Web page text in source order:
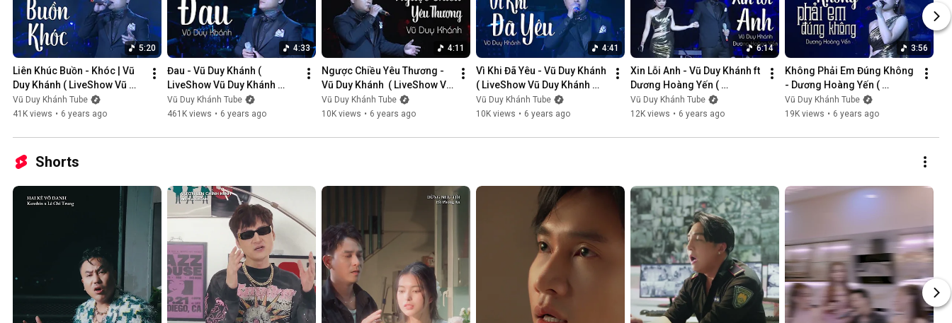
5:20
Liên Khúc Buồn - Khóc | Vũ
Duy Khánh ( LiveShow Vũ
Duy Khánh 2019 Phần 1/21 )
Vũ Duy Khánh Tube
41K views • 6 years ago
4:33
Đau - Vũ Duy Khánh (
LiveShow Vũ Duy Khánh
2019 Phần 2/21 )
Vũ Duy Khánh Tube
461K views • 6 years ago
4:11
Ngược Chiều Yêu Thương -
Vũ Duy Khánh  ( LiveShow Vũ
Duy Khánh 2019 Phần 3/21 )
Vũ Duy Khánh Tube
10K views • 6 years ago
4:41
Vì Khi Đã Yêu - Vũ Duy Khánh
( LiveShow Vũ Duy Khánh
2019 Phần 4/21 )
Vũ Duy Khánh Tube
10K views • 6 years ago
6:14
Xin Lỗi Anh - Vũ Duy Khánh ft
Dương Hoàng Yến (
LiveShow Vũ Duy Khánh
2019 Phần 5/21 )
Vũ Duy Khánh Tube
12K views • 6 years ago
3:56
Không Phải Em Đúng Không
- Dương Hoàng Yến (
LiveShow Vũ Duy Khánh
2019 Phần 6/21 )
Vũ Duy Khánh Tube
19K views • 6 years ago
Shorts